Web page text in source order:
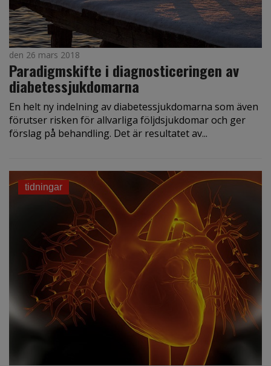
den 26 mars 2018
Paradigmskifte i diagnosticeringen av
diabetessjukdomarna
En helt ny indelning av diabetessjukdomarna som även
förutser risken för allvarliga följdsjukdomar och ger
förslag på behandling. Det är resultatet av...
tidningar